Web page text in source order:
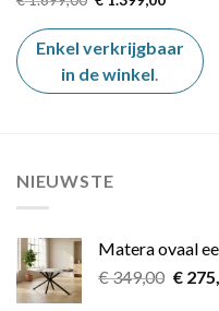
was:
€ 1.699,00.
is:
€
Enkel verkrijgbaar
in de winkel.
NIEUWSTE
Matera ovaal
€349,00 €